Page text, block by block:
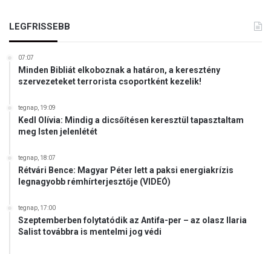
LEGFRISSEBB
07:07
Minden Bibliát elkoboznak a határon, a keresztény
szervezeteket terrorista csoportként kezelik!
tegnap, 19:09
Kedl Olívia: Mindig a dicsőítésen keresztül tapasztaltam
meg Isten jelenlétét
tegnap, 18:07
Rétvári Bence: Magyar Péter lett a paksi energiakrízis
legnagyobb rémhírterjesztője (VIDEÓ)
tegnap, 17:00
Szeptemberben folytatódik az Antifa-per – az olasz Ilaria
Salist továbbra is mentelmi jog védi